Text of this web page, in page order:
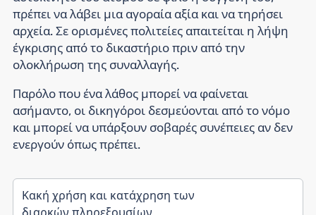
πρέπει να λάβει μια αγοραία αξία και να τηρήσει
αρχεία. Σε ορισμένες πολιτείες απαιτείται η λήψη
έγκρισης από το δικαστήριο πριν από την
ολοκλήρωση της συναλλαγής.
Παρόλο που ένα λάθος μπορεί να φαίνεται
ασήμαντο, οι δικηγόροι δεσμεύονται από το νόμο
και μπορεί να υπάρξουν σοβαρές συνέπειες αν δεν
ενεργούν όπως πρέπει.
Κακή χρήση και κατάχρηση των